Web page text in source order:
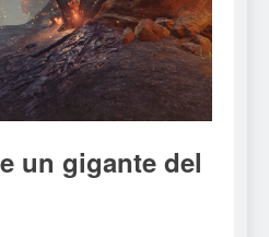
un gigante del